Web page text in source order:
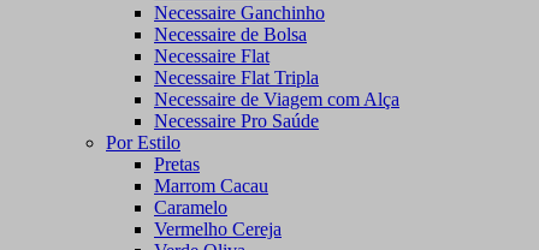
Necessaire Ganchinho
Necessaire de Bolsa
Necessaire Flat
Necessaire Flat Tripla
Necessaire de Viagem com Alça
Necessaire Pro Saúde
Por Estilo
Pretas
Marrom Cacau
Caramelo
Vermelho Cereja